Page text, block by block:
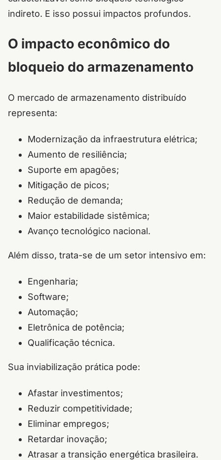
indireto. E isso possui impactos profundos.
O impacto econômico do
bloqueio do armazenamento
O mercado de armazenamento distribuído
representa:
Modernização da infraestrutura elétrica;
Aumento de resiliência;
Suporte em apagões;
Mitigação de picos;
Redução de demanda;
Maior estabilidade sistêmica;
Avanço tecnológico nacional.
Além disso, trata-se de um setor intensivo em:
Engenharia;
Software;
Automação;
Eletrônica de potência;
Qualificação técnica.
Sua inviabilização prática pode:
Afastar investimentos;
Reduzir competitividade;
Eliminar empregos;
Retardar inovação;
Atrasar a transição energética brasileira.